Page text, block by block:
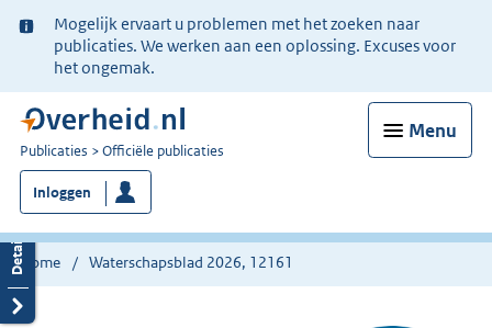
Ter
informatie:
Mogelijk ervaart u problemen met het zoeken naar
publicaties. We werken aan een oplossing. Excuses voor
het ongemak.
Menu
U
bent
nu
hier:
Publicaties Officiële publicaties
Inloggen
Home Waterschapsblad 2026, 12161